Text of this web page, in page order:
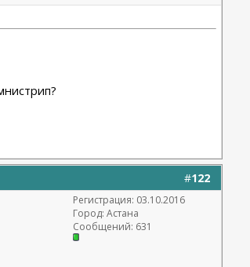
#122
Регистрация: 03.10.2016
Город: Астана
Сообщений: 631